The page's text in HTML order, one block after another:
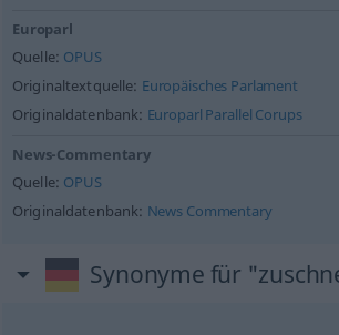
Europarl
Quelle: OPUS
Originaltextquelle: Europäisches Parlament
Originaldatenbank: Europarl Parallel Corups
News-Commentary
Quelle: OPUS
Originaldatenbank: News Commentary
Synonyme für